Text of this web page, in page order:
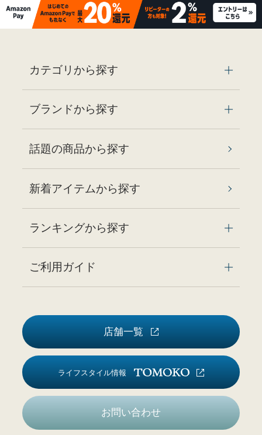
カテゴリから探す
ブランドから探す
話題の商品から探す
新着アイテムから探す
ランキングから探す
ご利用ガイド
店舗一覧
ライフスタイル情報
お問い合わせ